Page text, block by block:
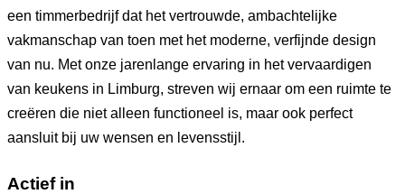
een timmerbedrijf dat het vertrouwde, ambachtelijke
vakmanschap van toen met het moderne, verfijnde design
van nu. Met onze jarenlange ervaring in het vervaardigen
van keukens in Limburg, streven wij ernaar om een ruimte te
creëren die niet alleen functioneel is, maar ook perfect
aansluit bij uw wensen en levensstijl.
Actief in